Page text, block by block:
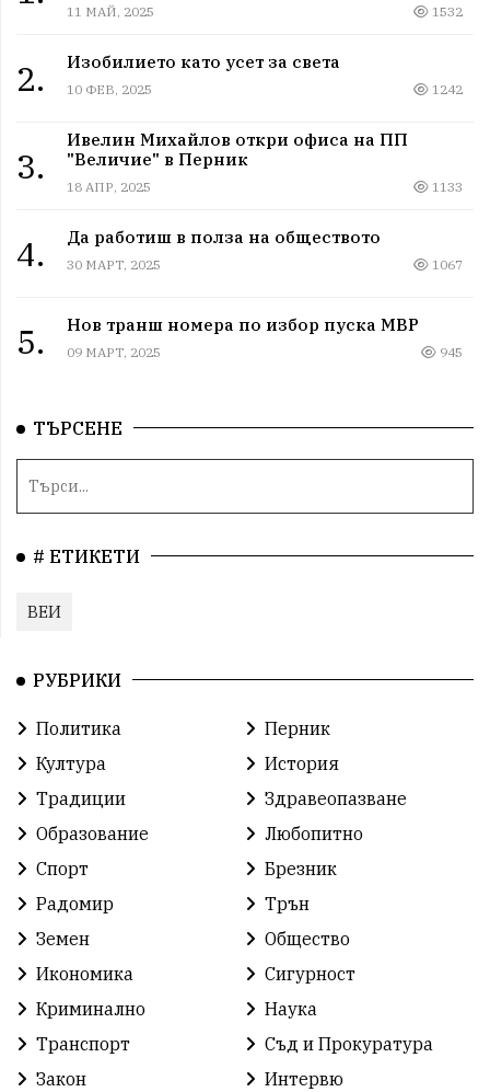
11 МАЙ, 2025 1532
2. Изобилието като усет за света
10 ФЕВ, 2025 1242
3.
Ивелин Михайлов откри офиса на ПП
"Величие" в Перник
18 АПР, 2025 1133
4. Да работиш в полза на обществото
30 МАРТ, 2025 1067
5. Нов транш номера по избор пуска МВР
09 МАРТ, 2025 945
ТЪРСЕНЕ
# ЕТИКЕТИ
ВЕИ
РУБРИКИ
Политика
Перник
Култура
История
Традиции
Здравеопазване
Образование
Любопитно
Спорт
Брезник
Радомир
Трън
Земен
Общество
Икономика
Сигурност
Криминално
Наука
Транспорт
Съд и Прокуратура
Закон
Интервю